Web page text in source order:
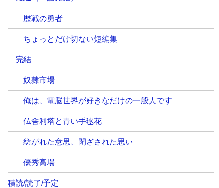
歴戦の勇者
ちょっとだけ切ない短編集
完結
奴隷市場
俺は、電脳世界が好きなだけの一般人です
仏舎利塔と青い手毬花
紡がれた意思、閉ざされた思い
優秀高場
積読/読了/予定